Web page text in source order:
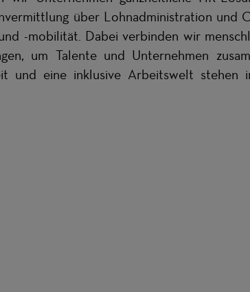
über Lohnadministration und
-mobilität. Dabei verbinden wir
um Talente und Unternehmen
und eine inklusive Arbeitswelt stehen